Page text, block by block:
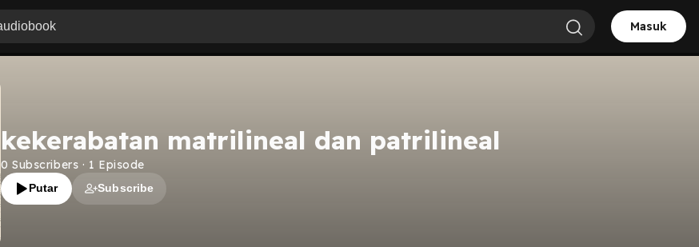
Masuk
kekerabatan matrilineal dan patrilineal
0 Subscribers · 1 Episode
Putar Subscribe